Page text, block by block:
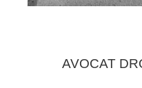
AVOCAT